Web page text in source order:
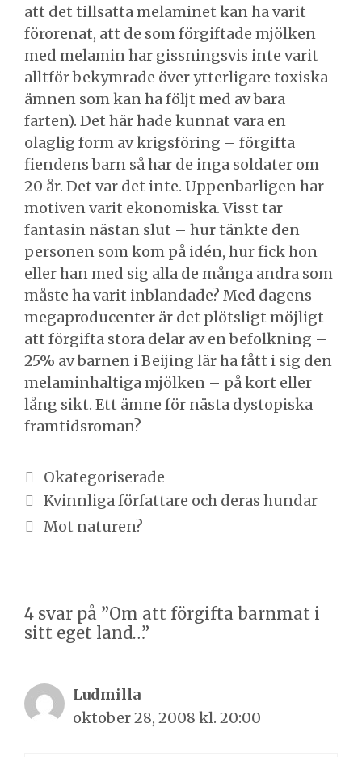
att det tillsatta melaminet kan ha varit
förorenat, att de som förgiftade mjölken
med melamin har gissningsvis inte varit
alltför bekymrade över ytterligare toxiska
ämnen som kan ha följt med av bara
farten). Det här hade kunnat vara en
olaglig form av krigsföring – förgifta
fiendens barn så har de inga soldater om
20 år. Det var det inte. Uppenbarligen har
motiven varit ekonomiska. Visst tar
fantasin nästan slut – hur tänkte den
personen som kom på idén, hur fick hon
eller han med sig alla de många andra som
måste ha varit inblandade? Med dagens
megaproducenter är det plötsligt möjligt
att förgifta stora delar av en befolkning –
25% av barnen i Beijing lär ha fått i sig den
melaminhaltiga mjölken – på kort eller
lång sikt. Ett ämne för nästa dystopiska
framtidsroman?
Kategorier
Okategoriserade
Inläggsnavigering
Kvinnliga författare och deras hundar
Mot naturen?
4 svar på ”Om att förgifta barnmat i
sitt eget land…”
Ludmilla
oktober 28, 2008 kl. 20:00